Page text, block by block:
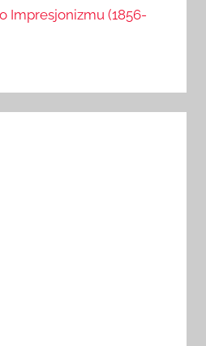
Impresjonizmu (1856-